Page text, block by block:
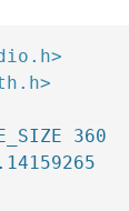
360